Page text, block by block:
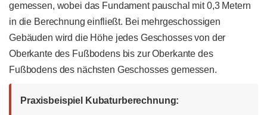
gemessen, wobei das Fundament pauschal mit 0,3 Metern
in die Berechnung einfließt. Bei mehrgeschossigen
Gebäuden wird die Höhe jedes Geschosses von der
Oberkante des Fußbodens bis zur Oberkante des
Fußbodens des nächsten Geschosses gemessen.
Praxisbeispiel Kubaturberechnung: